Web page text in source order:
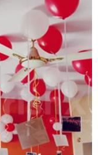
i okolnosti koje
život gasi kako